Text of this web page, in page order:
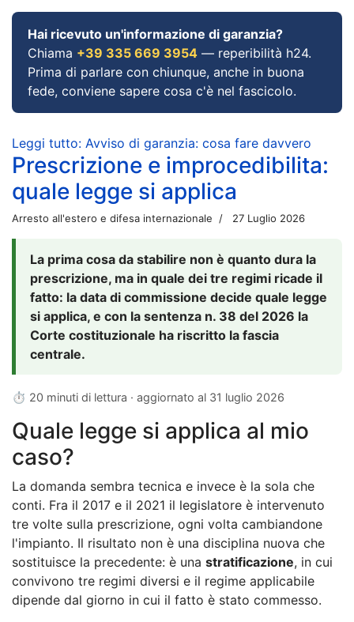
Hai ricevuto un'informazione di garanzia?
Chiama +39 335 669 3954 — reperibilità h24.
Prima di parlare con chiunque, anche in buona
fede, conviene sapere cosa c'è nel fascicolo.
Leggi tutto: Avviso di garanzia: cosa fare davvero
Prescrizione e improcedibilita:
quale legge si applica
Arresto all'estero e difesa internazionale 27 Luglio 2026
La prima cosa da stabilire non è quanto dura la
prescrizione, ma in quale dei tre regimi ricade il
fatto: la data di commissione decide quale legge
si applica, e con la sentenza n. 38 del 2026 la
Corte costituzionale ha riscritto la fascia
centrale.
⏱ 20 minuti di lettura · aggiornato al 31 luglio 2026
Quale legge si applica al mio
caso?
La domanda sembra tecnica e invece è la sola che
conti. Fra il 2017 e il 2021 il legislatore è intervenuto
tre volte sulla prescrizione, ogni volta cambiandone
l'impianto. Il risultato non è una disciplina nuova che
sostituisce la precedente: è una stratificazione, in cui
convivono tre regimi diversi e il regime applicabile
dipende dal giorno in cui il fatto è stato commesso.